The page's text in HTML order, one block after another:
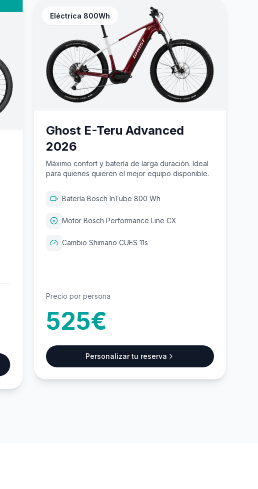
Eléctrica 800Wh
Ghost E-Teru Advanced
2026
Máximo confort y batería de larga duración. Ideal
para quienes quieren el mejor equipo disponible.
Batería Bosch InTube 800 Wh
Motor Bosch Performance Line CX
Cambio Shimano CUES 11s
Precio por persona
525€
Personalizar tu reserva